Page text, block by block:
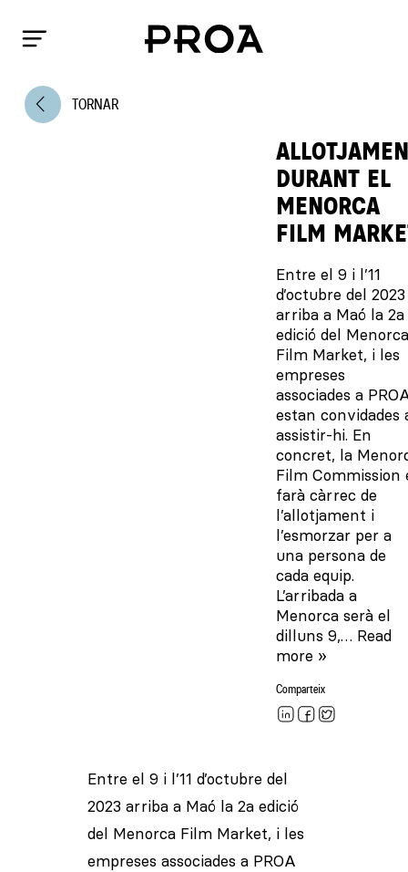
arrow_back_ios TORNAR
DURANT EL
MENORCA
FILM
Entre el 9 i l’11
d’octubre del 2023
arriba a Maó la 2a
edició del Menorca
Film Market, i les
empreses
associades a
estan convidades
assistir-hi. En
concret, la
Film Commission
farà càrrec de
l’allotjament i
l’esmorzar per a
una persona de
cada equip.
L’arribada a
Menorca serà el
dilluns 9,… Read
more »
Comparteix
Entre el 9 i l’11 d’octubre del
2023 arriba a Maó la 2a edició
del Menorca Film Market, i les
empreses associades a PROA